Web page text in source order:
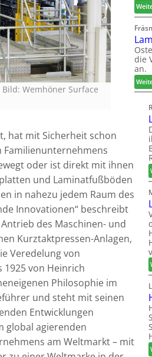
Bild: Wemhöner Surface
hat mit Sicherheit schon
Familienunternehmens
oder ist direkt mit ihnen
und Laminatfußböden
in nahezu jedem Raum des
Innovationen“ beschreibt
des Maschinen- und
Kurztaktpressen-Anlagen,
Veredelung von
von Heinrich
Philosophie im
und steht mit seinen
Entwicklungen
global agierenden
am Weltmarkt – mit
die
an.